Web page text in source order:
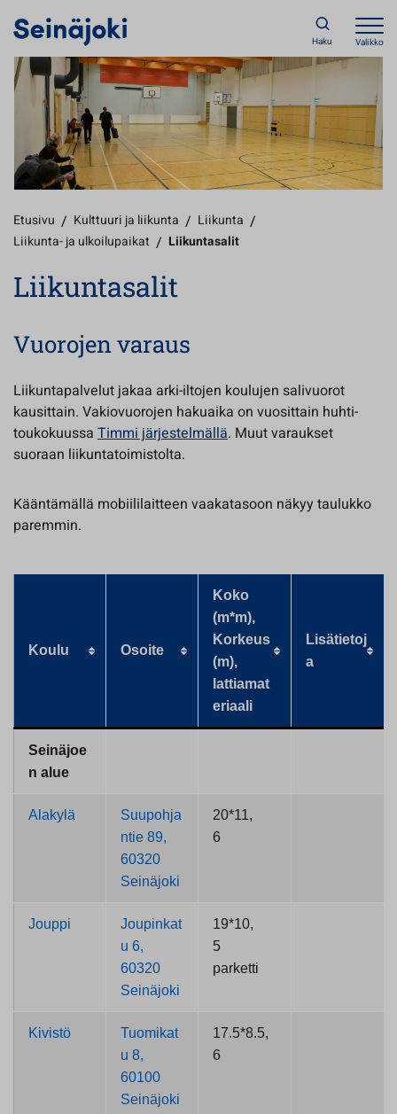
Haku Valikko
Etusivu / Kulttuuri ja liikunta / Liikunta /
Liikunta- ja ulkoilupaikat / Liikuntasalit
Liikuntasalit
Vuorojen varaus
Liikuntapalvelut jakaa arki-iltojen koulujen salivuorot
kausittain. Vakiovuorojen hakuaika on vuosittain huhti-
toukokuussa Timmi järjestelmällä. Muut varaukset
suoraan liikuntatoimistolta.
Kääntämällä mobiililaitteen vaakatasoon näkyy taulukko
paremmin.
Koulu Osoite
Koko
(m*m),
Korkeus
(m),
lattiamat
eriaali
Lisätietoj
a
Seinäjoe
n alue
Alakylä
Suupohja
ntie 89,
60320
Seinäjoki
20*11,
6
Jouppi
Joupinkat
u 6,
60320
Seinäjoki
19*10,
5
parketti
Kivistö
Tuomikat
u 8,
60100
Seinäjoki
17.5*8.5,
6